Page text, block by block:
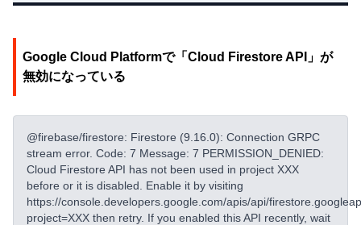
Google Cloud Platformで「Cloud Firestore API」が
無効になっている
@firebase/firestore: Firestore (9.16.0): Connection GRPC
stream error. Code: 7 Message: 7 PERMISSION_DENIED:
Cloud Firestore API has not been used in project XXX
before or it is disabled. Enable it by visiting
https://console.developers.google.com/apis/api/
project=XXX then retry. If you enabled this API recently, wait